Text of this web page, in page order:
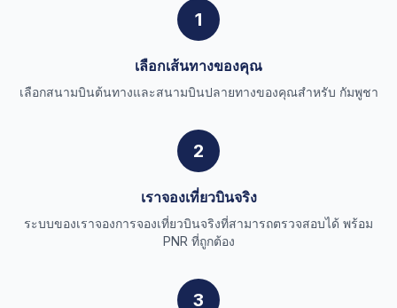
1
เลือกเส้นทางของคุณ
เลือกสนามบินต้นทางและสนามบินปลายทางของคุณสำหรับ กัมพูชา
2
เราจองเที่ยวบินจริง
ระบบของเราจองการจองเที่ยวบินจริงที่สามารถตรวจสอบได้ พร้อม
PNR ที่ถูกต้อง
3